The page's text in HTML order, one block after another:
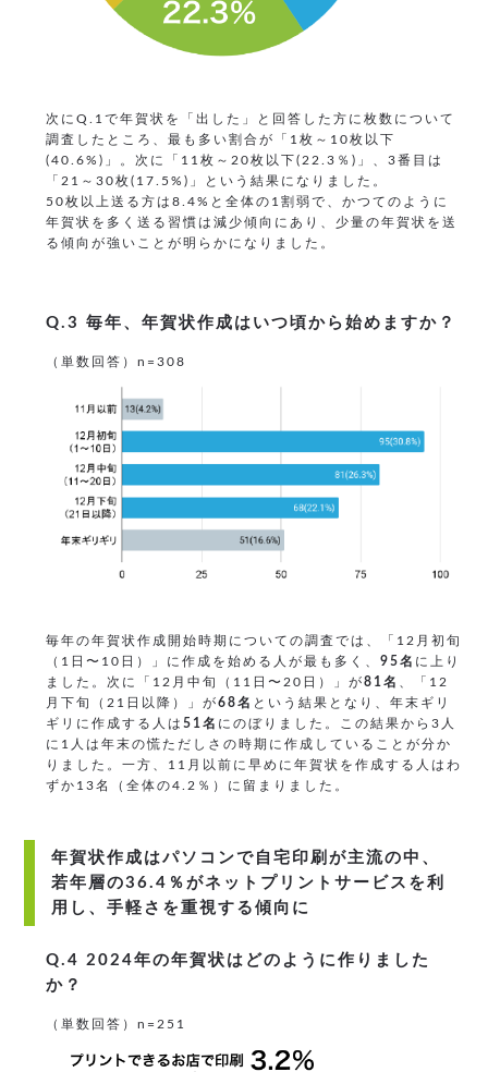
次にQ.1で年賀状を「出した」と回答した方に枚数について
調査したところ、最も多い割合が「1枚～10枚以下
(40.6%)」。次に「11枚～20枚以下(22.3％)」、3番目は
「21～30枚(17.5%)」という結果になりました。
50枚以上送る方は8.4%と全体の1割弱で、かつてのように
年賀状を多く送る習慣は減少傾向にあり、少量の年賀状を送
る傾向が強いことが明らかになりました。
Q.3 毎年、年賀状作成はいつ頃から始めますか？
（単数回答）n=308
毎年の年賀状作成開始時期についての調査では、「12月初旬
（1日〜10日）」に作成を始める人が最も多く、95名 に上り
ました。次に「12月中旬（11日〜20日）」が81名
、「12
月下旬（21日以降）」が68名 という結果となり、年末ギリ
ギリに作成する人は51名 にのぼりました。この結果から3人
に1人は年末の慌ただしさの時期に作成していることが分か
りました。一方、11月以前に早めに年賀状を作成する人はわ
ずか13名（全体の4.2％）に留まりました。
年賀状作成はパソコンで自宅印刷が主流の中、
若年層の36.4％がネットプリントサービスを利
用し、手軽さを重視する傾向に
Q.4 2024年の年賀状はどのように作りました
か？
（単数回答）n=251